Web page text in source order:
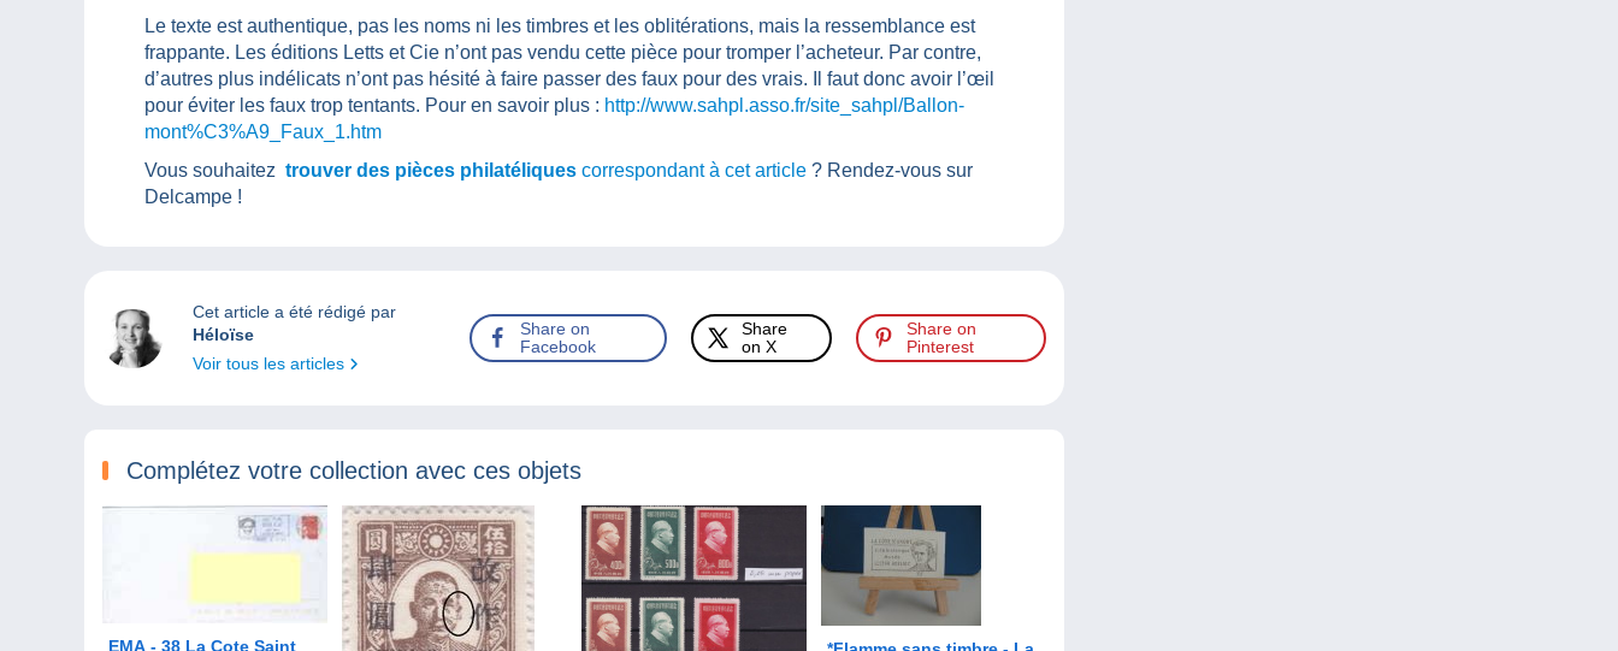
Le texte est authentique, pas les noms ni les timbres et les oblitérations, mais la ressemblance est
frappante. Les éditions Letts et Cie n’ont pas vendu cette pièce pour tromper l’acheteur. Par contre,
d’autres plus indélicats n’ont pas hésité à faire passer des faux pour des vrais. Il faut donc avoir l’œil
pour éviter les faux trop tentants. Pour en savoir plus : http://www.sahpl.asso.fr/site_sahpl/Ballon-
mont%C3%A9_Faux_1.htm
Vous souhaitez trouver des pièces philatéliques correspondant à cet article ? Rendez-vous sur
Delcampe !
Cet article a été rédigé par
Héloïse
Voir tous les articles
Share on
Facebook
Share
on X
Share on
Pinterest
Complétez votre collection avec ces objets
EMA - 38 La Cote Saint